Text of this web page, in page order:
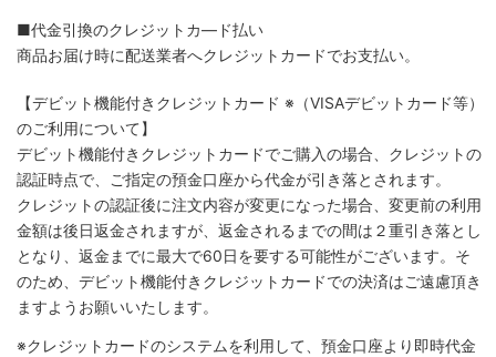
■代金引換のクレジットカ―ド払い
商品お届け時に配送業者へクレジットカードでお支払い。
【デビット機能付きクレジットカード ※（VISAデビットカード等）
のご利用について】
デビット機能付きクレジットカードでご購入の場合、クレジットの
認証時点で、ご指定の預金口座から代金が引き落とされます。
クレジットの認証後に注文内容が変更になった場合、変更前の利用
金額は後日返金されますが、返金されるまでの間は２重引き落とし
となり、返金までに最大で60日を要する可能性がございます。そ
のため、デビット機能付きクレジットカードでの決済はご遠慮頂き
ますようお願いいたします。
※クレジットカードのシステムを利用して、預金口座より即時代金